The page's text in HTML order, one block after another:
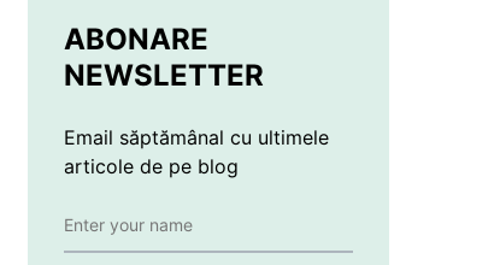
ABONARE
NEWSLETTER
Email săptămânal cu ultimele
articole de pe blog